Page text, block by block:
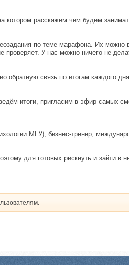
расскажем чем будем
по теме марафона. Их
проверяет. У нас можно ничего не
обратную связь по итогам каждого дня
итоги, пригласим в эфир самых
МГУ), бизнес-тренер,
для готовых рискнуть и зайти в